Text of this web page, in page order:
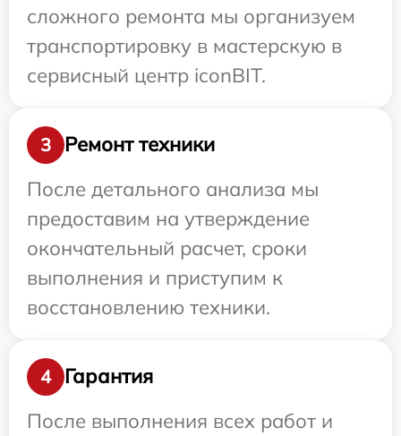
сложного ремонта мы организуем
транспортировку в мастерскую в
сервисный центр iconBIT.
3
Ремонт техники
После детального анализа мы
предоставим на утверждение
окончательный расчет, сроки
выполнения и приступим к
восстановлению техники.
4
Гарантия
После выполнения всех работ и